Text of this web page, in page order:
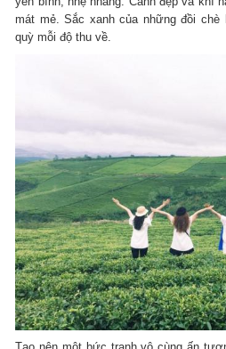
mát mẻ. Sắc xanh của những đồi
quỳ mỗi độ thu về.